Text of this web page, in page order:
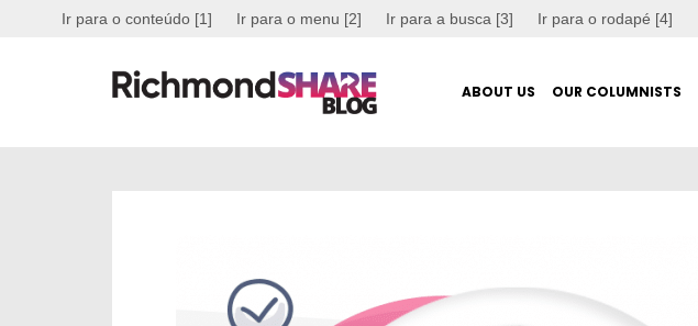
Ir para o conteúdo [1] Ir para o menu [2] Ir para a busca [3] Ir para o rodapé [4]
ABOUT US OUR COLUMNISTS